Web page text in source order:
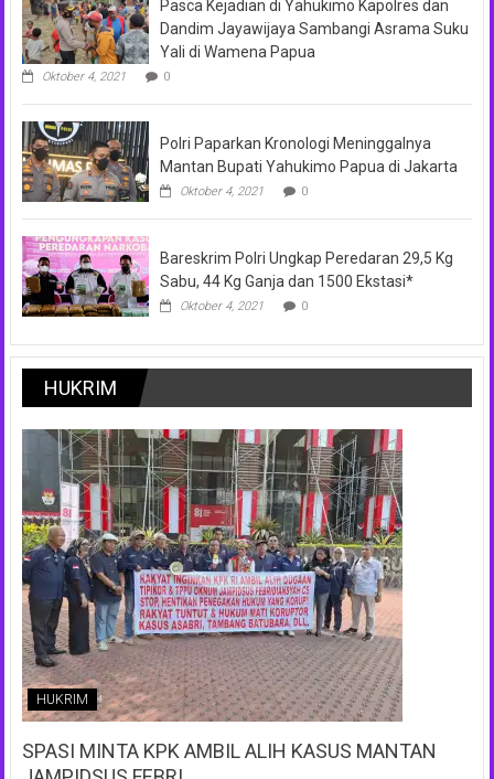
Pasca Kejadian di Yahukimo Kapolres dan
Dandim Jayawijaya Sambangi Asrama Suku
Yali di Wamena Papua
Oktober 4, 2021 0
Polri Paparkan Kronologi Meninggalnya
Mantan Bupati Yahukimo Papua di Jakarta
Oktober 4, 2021 0
Bareskrim Polri Ungkap Peredaran 29,5 Kg
Sabu, 44 Kg Ganja dan 1500 Ekstasi*
Oktober 4, 2021 0
HUKRIM
HUKRIM
SPASI MINTA KPK AMBIL ALIH KASUS MANTAN